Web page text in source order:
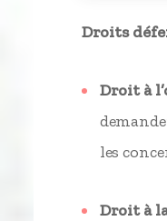
Droits
Droit à
les
Droit à